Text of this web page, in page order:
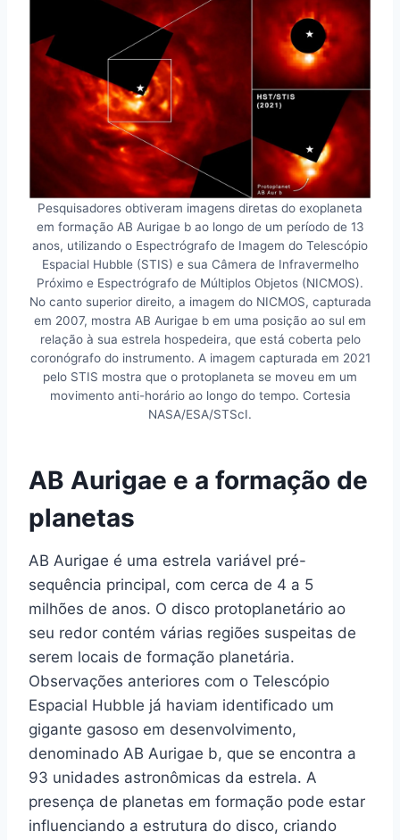
Pesquisadores obtiveram imagens diretas do exoplaneta
em formação AB Aurigae b ao longo de um período de 13
anos, utilizando o Espectrógrafo de Imagem do Telescópio
Espacial Hubble (STIS) e sua Câmera de Infravermelho
Próximo e Espectrógrafo de Múltiplos Objetos (NICMOS).
No canto superior direito, a imagem do NICMOS, capturada
em 2007, mostra AB Aurigae b em uma posição ao sul em
relação à sua estrela hospedeira, que está coberta pelo
coronógrafo do instrumento. A imagem capturada em 2021
pelo STIS mostra que o protoplaneta se moveu em um
movimento anti-horário ao longo do tempo. Cortesia
NASA/ESA/STScI.
AB Aurigae e a formação de
planetas
AB Aurigae é uma estrela variável pré-
sequência principal, com cerca de 4 a 5
milhões de anos. O disco protoplanetário ao
seu redor contém várias regiões suspeitas de
serem locais de formação planetária.
Observações anteriores com o Telescópio
Espacial Hubble já haviam identificado um
gigante gasoso em desenvolvimento,
denominado AB Aurigae b, que se encontra a
93 unidades astronômicas da estrela. A
presença de planetas em formação pode estar
influenciando a estrutura do disco, criando